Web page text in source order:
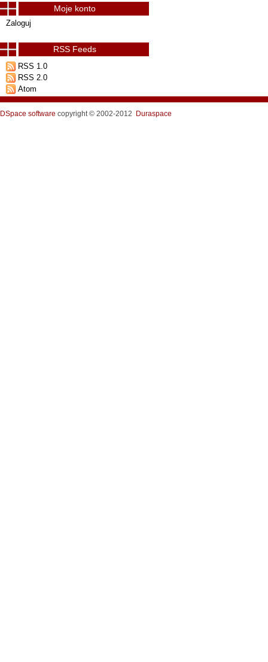
Moje konto
Zaloguj
RSS Feeds
RSS 1.0
RSS 2.0
Atom
DSpace software copyright © 2002-2012 Duraspace